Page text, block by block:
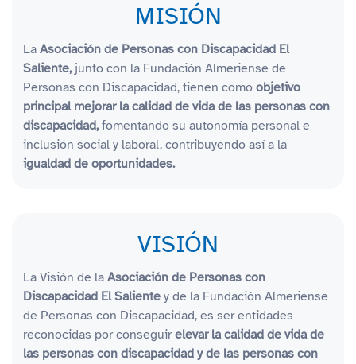
MISIÓN
La Asociación de Personas con Discapacidad El
Saliente,junto con la Fundación Almeriense de
Personas con Discapacidad, tienen como objetivo
principal mejorar la calidad de vida de las personas con
discapacidad,fomentando su autonomía personal e
inclusión social y laboral, contribuyendo así a la
igualdad de oportunidades.
VISIÓN
La Visión de la Asociación de Personas con
Discapacidad El Saliente y de la Fundación Almeriense
de Personas con Discapacidad, es ser entidades
reconocidas por conseguirelevar la calidad de vida de
las personas con discapacidad y de las personas con